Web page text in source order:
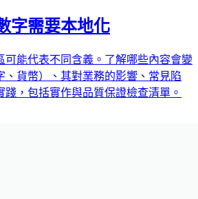
字需要本地化
可能代表不同含義。了解哪些內容會變
、貨幣）、其對業務的影響、常見陷
踐，包括實作與品質保證檢查清單。